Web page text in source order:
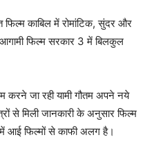
फिल्‍म काबिल में रोमांटिक, सुंदर और
आगामी फिल्‍म सरकार 3 में बिलकुल
जा रही यामी गौतम अपने नये
से मिली जानकारी के अनुसार फिल्‍म
में आई फिल्‍मों से काफी अलग है।